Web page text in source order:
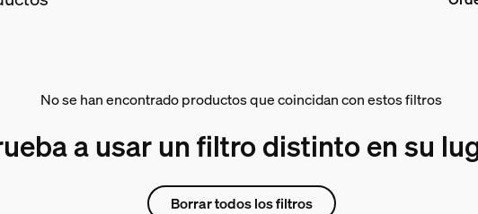
No se han encontrado productos que coincidan con estos filtros
a usar un filtro distinto en su
Borrar todos los filtros